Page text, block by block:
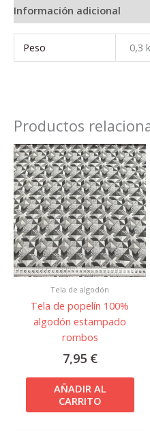
Información adicional
Peso 0,3
Productos
Tela de algodón
Tela de popelín 100%
algodón estampado
rombos
7,95 €
AÑADIR AL
CARRITO